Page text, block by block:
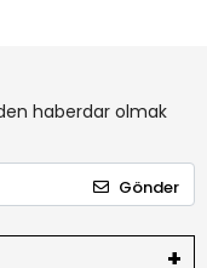
haberdar olmak
Gönder